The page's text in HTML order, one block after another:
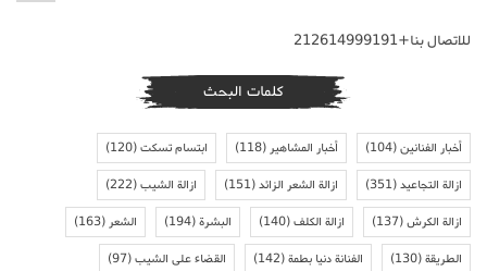
للاتصال بنا+212614999191
كلمات البحث
أخبار الفنانين(104) أخبار المشاهير(118) ابتسام تسكت(120)
ازالة التجاعيد(351) ازالة الشعر الزائد(151) ازالة الشيب(222)
ازالة الكرش(137) ازالة الكلف(140) البشرة(194) الشعر(163)
الطريقة(130) الفنانة دنيا بطمة(142) القضاء على الشيب(97)